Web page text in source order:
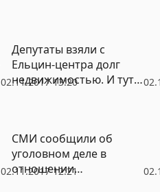
02.11.2017 13:20
Депутаты взяли с
Ельцин-центра долг
недвижимостью. И тут
02.11.2017 12:21
СМИ сообщили об
уголовном деле в
отношении